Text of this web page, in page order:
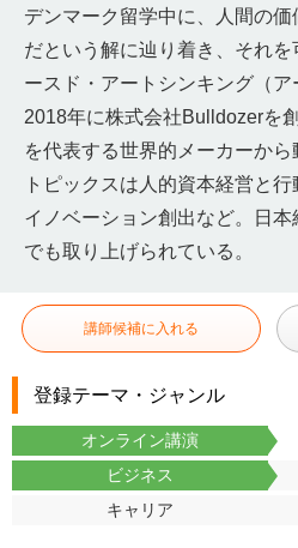
デンマーク留学中に、人間の
だという解に辿り着き、それ
ースド・アートシンキング（ア
2018年に株式会社Bulldozerを
を代表する世界的メーカーか
トピックスは人的資本経営と行
イノベーション創出など。日
でも取り上げられている。
講師候補に入れる
登録テーマ・ジャンル
オンライン講演
ビジネス
キャリア